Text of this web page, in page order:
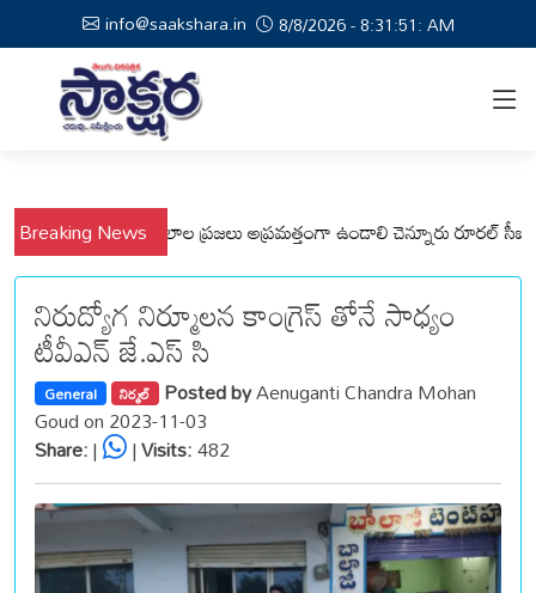
info@saakshara.in 8/8/2026 - 8:31:52: AM
Breaking News
వేమనపల్లి మండలాల ప్రజలు అప్రమత్తంగా ఉండాలి చెన్నూరు రూరల్ సీఐ ఆర్.
నిరుద్యోగ నిర్మూలన కాంగ్రెస్ తోనే సాధ్యం
టీవీఎన్ జే.ఎస్ సి
General నిర్మల్ Posted byAenuganti Chandra Mohan
Goud on 2023-11-03
Share:| |Visits:482